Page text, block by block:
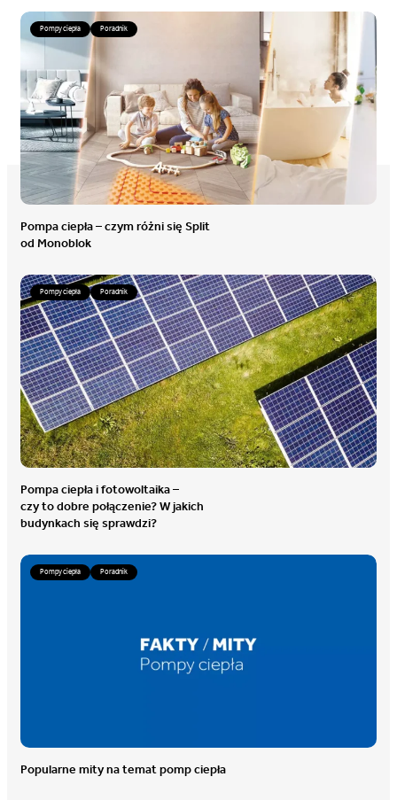
Pompy ciepła Poradnik
Pompa ciepła – czym różni się Split
od Monoblok
Pompy ciepła Poradnik
Pompa ciepła i fotowoltaika –
czy to dobre połączenie? W jakich
budynkach się sprawdzi?
Pompy ciepła Poradnik
Popularne mity na temat pomp ciepła